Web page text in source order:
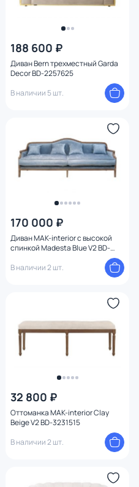
188 600 ₽
Диван Bern трехместный Garda
Decor BD-2257625
В наличии 5 шт.
170 000 ₽
Диван MAK-interior с высокой
спинкой Madesta Blue V2 BD-
В наличии 2 шт.
32 800 ₽
Оттоманка MAK-interior Clay
Beige V2 BD-3231515
В наличии 2 шт.